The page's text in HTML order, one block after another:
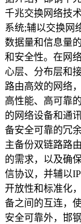
千兆交换网络技
系统;辅以交换网
数据量和信息量
和安全性。在网
心层、分布层和
路由高效的网络
高性能、高可靠
的网络设备和通
备安全可靠的冗
主备份双链路路
的需求，以及确
信协议，并辅以
开放性和标准化
备之间的互连，
安全可靠外，邯